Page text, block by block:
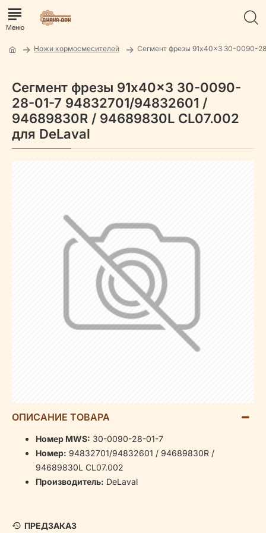
Ножи кормосмесителей Сегмент фрезы 91x40x3 30-0090-
Сегмент фрезы 91x40x3 30-0090-
28-01-7 94832701/94832601 /
94689830R / 94689830L CL07.002
для DeLaval
ОПИСАНИЕ ТОВАРА
Номер MWS: 30-0090-28-01-7
Номер: 94832701/94832601 / 94689830R /
94689830L CL07.002
Производитель: DeLaval
ПРЕДЗАКАЗ